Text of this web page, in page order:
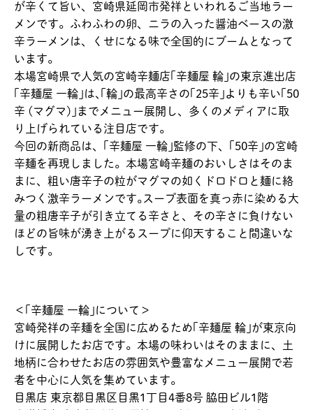
が辛くて旨い、宮崎県延岡市発祥といわれるご当地ラー
メンです。ふわふわの卵、ニラの入った醤油ベースの激
辛ラーメンは、くせになる味で全国的にブームとなって
います。
本場宮崎県で人気の宮崎辛麺店｢辛麺屋 輪｣の東京進出店
｢辛麺屋 一輪｣は､｢輪｣の最高辛さの｢25辛｣よりも辛い｢50
辛 (マグマ)｣までメニュー展開し、多くのメディアに取
り上げられている注目店です。
今回の新商品は、｢辛麺屋 一輪｣監修の下、｢50辛｣の宮崎
辛麺を再現しました。本場宮崎辛麺のおいしさはそのま
まに、粗い唐辛子の粒がマグマの如くドロドロと麺に絡
みつく激辛ラーメンです｡スープ表面を真っ赤に染める大
量の粗唐辛子が引き立てる辛さと、その辛さに負けない
ほどの旨味が湧き上がるスープに仰天すること間違いな
しです。
＜｢辛麺屋 一輪｣について＞
宮崎発祥の辛麺を全国に広めるため｢辛麺屋 輪｣が東京向
けに展開したお店です。本場の味わいはそのままに、土
地柄に合わせたお店の雰囲気や豊富なメニュー展開で若
者を中心に人気を集めています。
目黒店 東京都目黒区目黒1丁目4番8号 脇田ビル1階